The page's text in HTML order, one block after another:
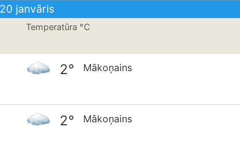
janvāris
Temperatūra °C
2° Mākoņains
2° Mākoņains